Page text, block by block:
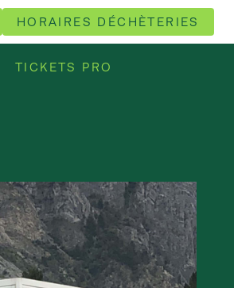
HORAIRES DÉCHÈTERIES
TICKETS PRO